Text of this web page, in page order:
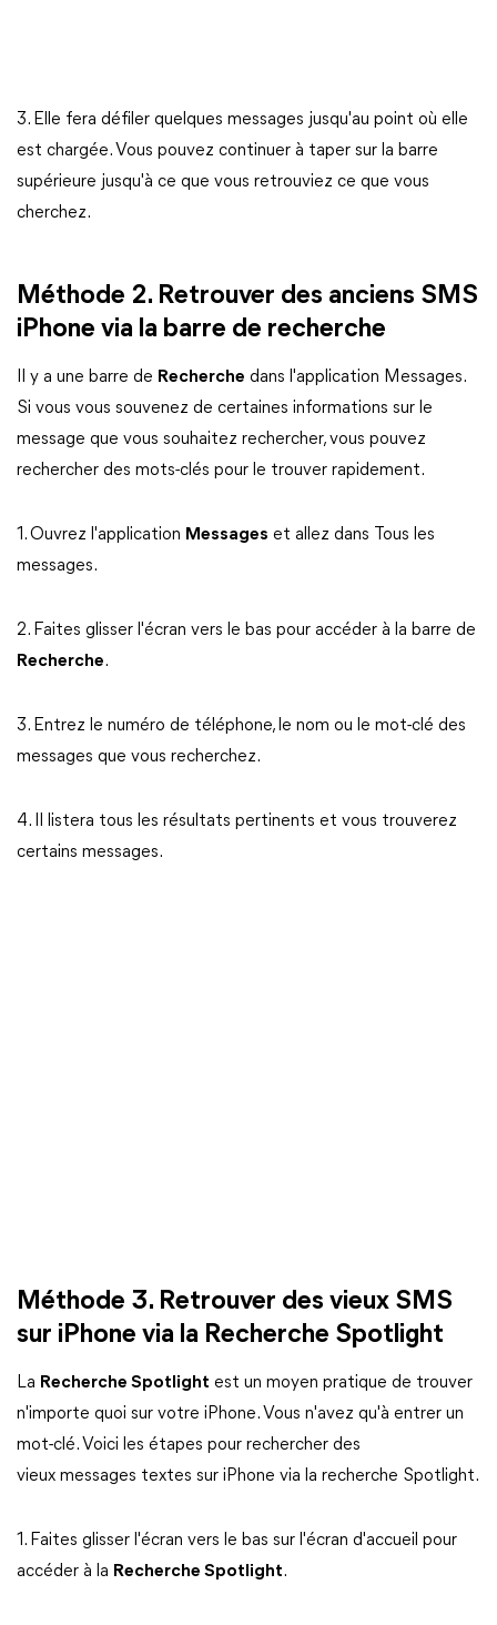
3. Elle fera défiler quelques messages jusqu'au point où elle
est chargée. Vous pouvez continuer à taper sur la barre
supérieure jusqu'à ce que vous retrouviez ce que vous
cherchez.
Méthode 2. Retrouver des anciens SMS
iPhone via la barre de recherche
Il y a une barre de Recherche dans l'application Messages.
Si vous vous souvenez de certaines informations sur le
message que vous souhaitez rechercher, vous pouvez
rechercher des mots-clés pour le trouver rapidement.
1. Ouvrez l'application Messages et allez dans Tous les
messages.
2. Faites glisser l'écran vers le bas pour accéder à la barre de
Recherche.
3. Entrez le numéro de téléphone, le nom ou le mot-clé des
messages que vous recherchez.
4. Il listera tous les résultats pertinents et vous trouverez
certains messages.
Méthode 3. Retrouver des vieux SMS
sur iPhone via la Recherche Spotlight
La Recherche Spotlight est un moyen pratique de trouver
n'importe quoi sur votre iPhone. Vous n'avez qu'à entrer un
mot-clé. Voici les étapes pour rechercher des
vieux messages textes sur iPhone via la recherche Spotlight.
1. Faites glisser l'écran vers le bas sur l'écran d'accueil pour
accéder à la Recherche Spotlight.